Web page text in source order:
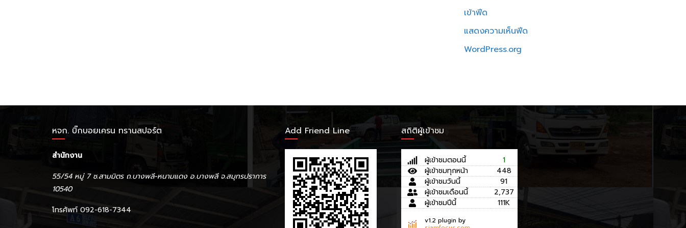
เข้าฟีด
แสดงความเห็นฟีด
WordPress.org
หจก. บิ๊กบอยเครน ทรานสปอร์ต
สำนักงาน
55/54 หมู่ 7 ซ.สามมิตร ถ.บางพลี-หนามแดง อ.บางพลี จ.สมุทรปราการ
10540
โทรศัพท์ 092-618-7344
Add Friend Line สถิติผู้เข้าชม
ผู้เข้าชมตอนนี้
1
ผู้เข้าชมทุกหน้า
448
ผู้เข้าชมวันนี้
91
ผู้เข้าชมเดือนนี้
2,737
ผู้เข้าชมปีนี้
111K
v1.2 plugin by